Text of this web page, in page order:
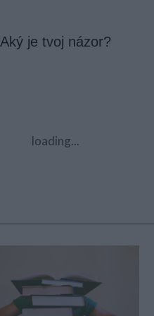
Aký je tvoj názor?
loading...